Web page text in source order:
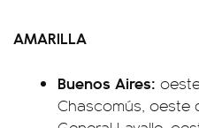
AMARILLA
Buenos Aires:
Chascomús, oeste